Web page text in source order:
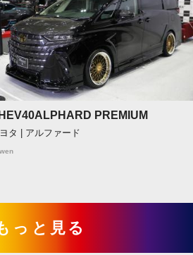
PREMIUM
ヨタ | アルファード
っと見る